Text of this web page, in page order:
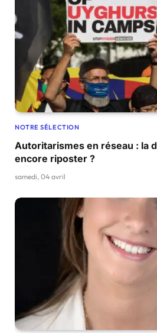
NOTRE SÉLECTION
Autoritarismes en réseau : la
encore riposter ?
samedi, 04 avril